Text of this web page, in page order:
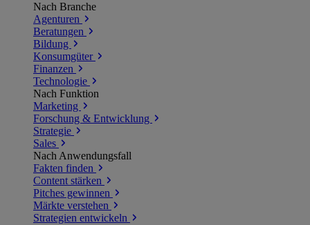
Nach Branche
Agenturen
Beratungen
Bildung
Konsumgüter
Finanzen
Technologie
Nach Funktion
Marketing
Forschung & Entwicklung
Strategie
Sales
Nach Anwendungsfall
Fakten finden
Content stärken
Pitches gewinnen
Märkte verstehen
Strategien entwickeln